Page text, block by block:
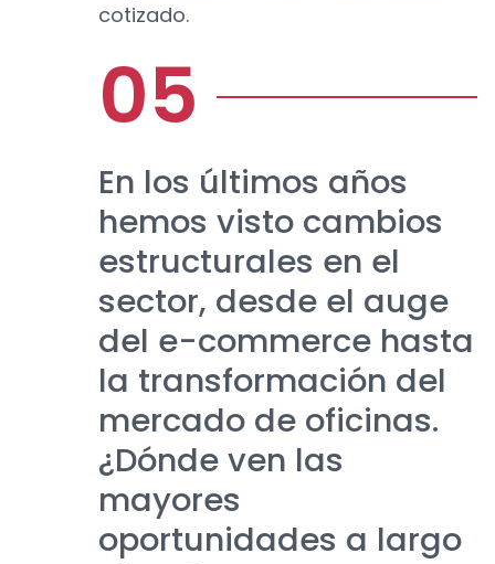
cotizado.
En los últimos años
hemos visto cambios
estructurales en el
sector, desde el auge
del e-commerce hasta
la transformación del
mercado de oficinas.
¿Dónde ven las
mayores
oportunidades a largo